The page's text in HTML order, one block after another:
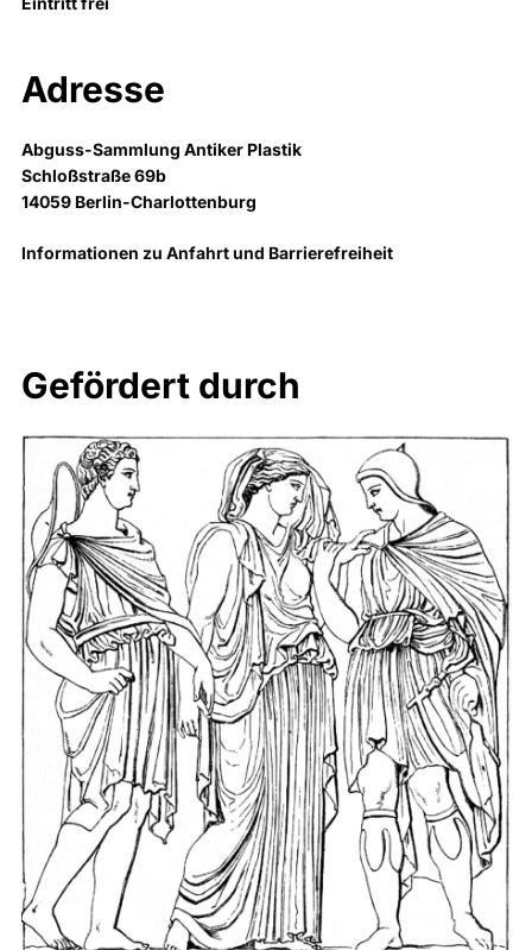
Adresse
Abguss-Sammlung Antiker Plastik
Schloßstraße 69b
14059 Berlin-Charlottenburg
Informationen zu Anfahrt und Barrierefreiheit
Gefördert durch